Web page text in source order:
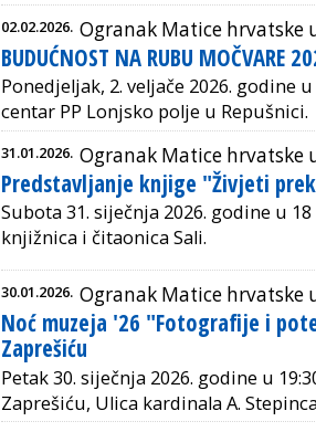
02.02.2026. Ogranak Matice hrvatske
BUDUĆNOST NA RUBU MOČVARE
Ponedjeljak, 2. veljače 2026. godine
centar PP Lonjsko polje u Repušnici.
31.01.2026. Ogranak Matice hrvatske
Predstavljanje knjige "Živjeti
Subota 31. siječnja 2026. godine u
knjižnica i čitaonica Sali.
30.01.2026. Ogranak Matice hrvatske
Noć muzeja '26 "Fotografije i
Zaprešiću
Petak 30. siječnja 2026. godine u
Zaprešiću, Ulica kardinala A.